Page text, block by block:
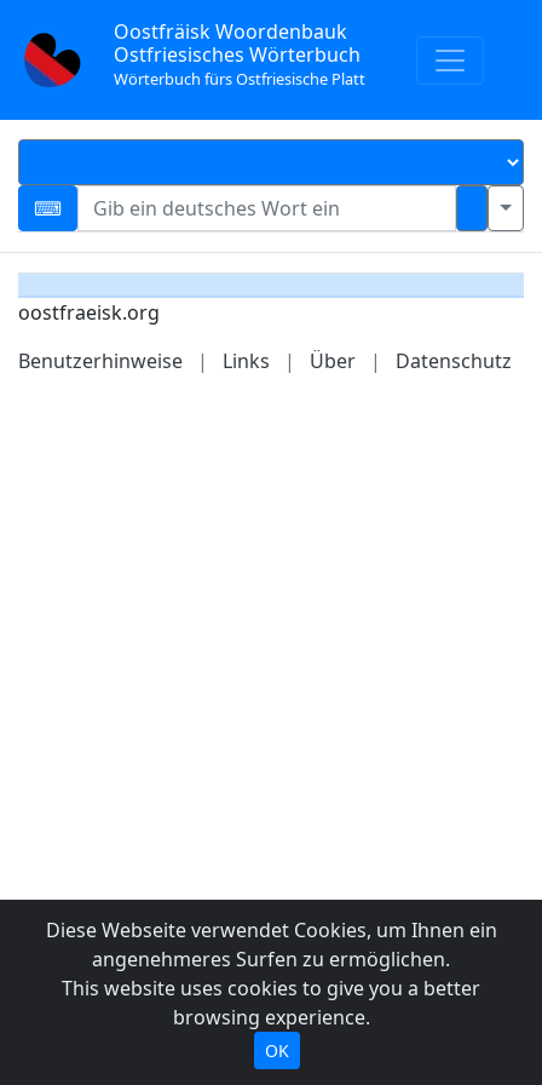
Oostfräisk Woordenbauk
Ostfriesisches Wörterbuch
Wörterbuch fürs Ostfriesische Platt
oostfraeisk.org
Benutzerhinweise
| Links | Über | Datenschutz
Diese Webseite verwendet Cookies, um Ihnen ein
angenehmeres Surfen zu ermöglichen.
This website uses cookies to give you a better
browsing experience.
OK